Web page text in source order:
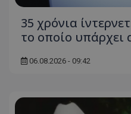
35 χρόνια
το οποίο υπάρχει
06.08.2026 - 09:42